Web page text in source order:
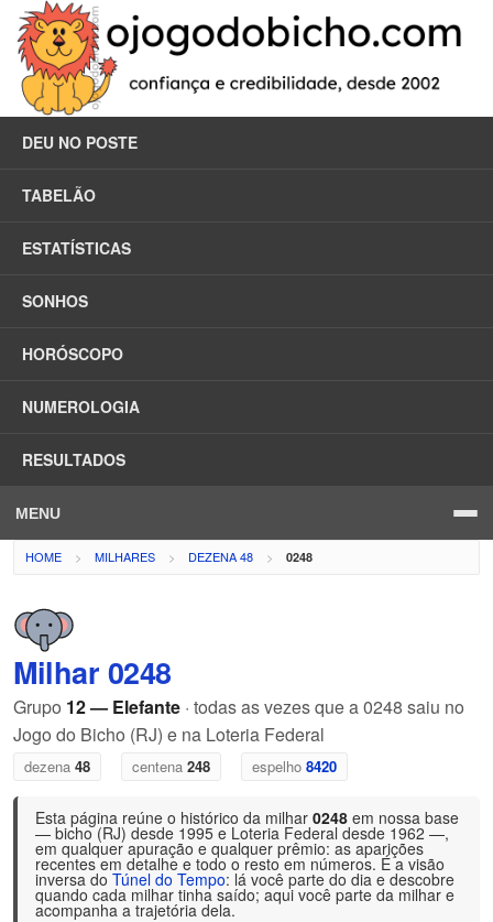
DEU NO POSTE
TABELÃO
ESTATÍSTICAS
SONHOS
HORÓSCOPO
NUMEROLOGIA
RESULTADOS
MENU
HOME MILHARES DEZENA 48 0248
Milhar 0248
Grupo 12 — Elefante · todas as vezes que a 0248 saiu no
Jogo do Bicho (RJ) e na Loteria Federal
dezena 48 centena 248 espelho 8420
Esta página reúne o histórico da milhar 0248 em nossa base
— bicho (RJ) desde 1995 e Loteria Federal desde 1962 —,
em qualquer apuração e qualquer prêmio: as aparições
recentes em detalhe e todo o resto em números. É a visão
inversa do Túnel do Tempo: lá você parte do dia e descobre
quando cada milhar tinha saído; aqui você parte da milhar e
acompanha a trajetória dela.